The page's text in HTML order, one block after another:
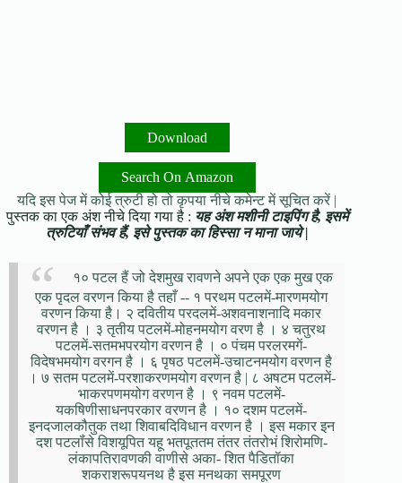
Download
Search On Amazon
यदि इस पेज में कोई त्रुटी हो तो कृपया नीचे कमेन्ट में सूचित करें |
पुस्तक का एक अंश नीचे दिया गया है : यह अंश मशीनी टाइपिंग है, इसमें
त्रुटियाँ संभव हैं, इसे पुस्तक का हिस्सा न माना जाये |
१० पटल हैं जो देशमुख रावणने अपने एक एक मुख एक
एक पृदल वरणन किया है तहाँ -- १ परथम पटलमें-मारणमयोग
वरणन किया है। २ दवितीय परदलमें-अशवनाशनादि मकार
वरणन है । ३ तृतीय पटलमें-मोहनमयोग वरण है । ४ चतुरथ
पटलमें-सतमभपरयोग वरणन है । ० पंचम परलरमगें-
विदेषभमयोग वरगन है । ६ पृषठ पटलमें-उचाटनमयोग वरणन है
। ७ सतम पटलमें-परशाकरणमयोग वरणन है | ८ अषटम पटलमें-
भाकरपणमयोग वरणन है । ९ नवम पटलमें-
यकषिणीसाधनपरकार वरणन है । १० दशम पटलमें-
इनदजालकौतुक तथा शिवाबदिविधान वरणन है । इस मकार इन
दश पटलॉंसे विशयूपित यहू भतपूततम तंतर तंतरोभं शिरोमणि-
लंकापतिरावणकी वाणीसे अका- शित पैडितॉका
शकराशरूपयनथ है इस मनथका समपूरण